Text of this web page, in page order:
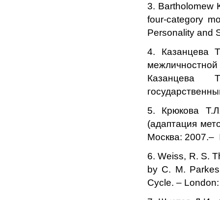
3. Bartholomew
four-category
Personality and
4. Казанцева
Казанцева
5. Крюкова
(адаптация
Москва:
6. Weiss, R. S.
by С. M.
Cycle. –